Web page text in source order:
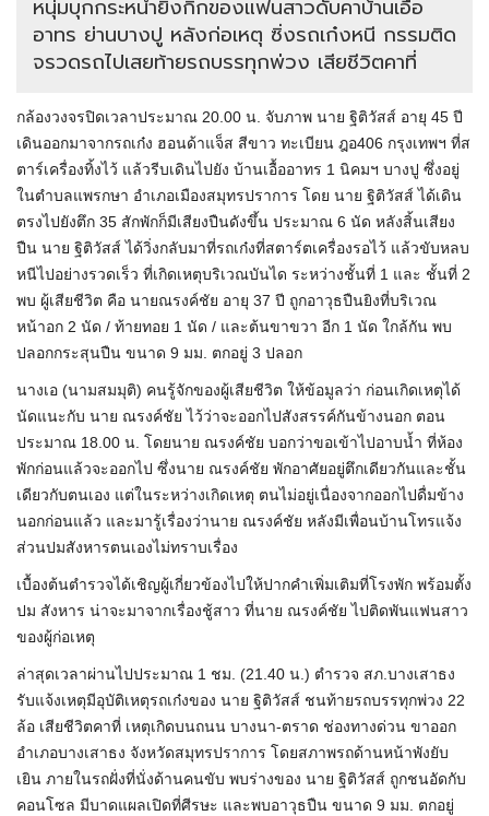
หนุ่มบุกกระหน่ำยิงกิ๊กของแฟนสาวดับคาบ้านเอื้อ
อาทร ย่านบางปู หลังก่อเหตุ ซิ่งรถเก๋งหนี กรรมติด
จรวดรถไปเสยท้ายรถบรรทุกพ่วง เสียชีวิตคาที่
กล้องวงจรปิดเวลาประมาณ 20.00 น. จับภาพ นาย ฐิติวัสส์ อายุ 45 ปี
เดินออกมาจากรถเก๋ง ฮอนด้าแจ็ส สีขาว ทะเบียน ฎอ406 กรุงเทพฯ ที่ส
ตาร์เครื่องทิ้งไว้ แล้วรีบเดินไปยัง บ้านเอื้ออาทร 1 นิคมฯ บางปู ซึ่งอยู่
ในตำบลแพรกษา อำเภอเมืองสมุทรปราการ โดย นาย ฐิติวัสส์ ได้เดิน
ตรงไปยังตึก 35 สักพักก็มีเสียงปืนดังขึ้น ประมาณ 6 นัด หลังสิ้นเสียง
ปืน นาย ฐิติวัสส์ ได้วิ่งกลับมาที่รถเก๋งที่สตาร์ตเครื่องรอไว้ แล้วขับหลบ
หนีไปอย่างรวดเร็ว ที่เกิดเหตุบริเวณบันได ระหว่างชั้นที่ 1 และ ชั้นที่ 2
พบ ผู้เสียชีวิต คือ นายณรงค์ชัย อายุ 37 ปี ถูกอาวุธปืนยิงที่บริเวณ
หน้าอก 2 นัด / ท้ายทอย 1 นัด / และต้นขาขวา อีก 1 นัด ใกล้กัน พบ
ปลอกกระสุนปืน ขนาด 9 มม. ตกอยู่ 3 ปลอก
นางเอ (นามสมมุติ) คนรู้จักของผู้เสียชีวิต ให้ข้อมูลว่า ก่อนเกิดเหตุได้
นัดแนะกับ นาย ณรงค์ชัย ไว้ว่าจะออกไปสังสรรค์กันข้างนอก ตอน
ประมาณ 18.00 น. โดยนาย ณรงค์ชัย บอกว่าขอเข้าไปอาบน้ำ ที่ห้อง
พักก่อนแล้วจะออกไป ซึ่งนาย ณรงค์ชัย พักอาศัยอยู่ตึกเดียวกันและชั้น
เดียวกับตนเอง แต่ในระหว่างเกิดเหตุ ตนไม่อยู่เนื่องจากออกไปดื่มข้าง
นอกก่อนแล้ว และมารู้เรื่องว่านาย ณรงค์ชัย หลังมีเพื่อนบ้านโทรแจ้ง
ส่วนปมสังหารตนเองไม่ทราบเรื่อง
เบื้องต้นตำรวจได้เชิญผู้เกี่ยวข้องไปให้ปากคำเพิ่มเติมที่โรงพัก พร้อมตั้ง
ปม สังหาร น่าจะมาจากเรื่องชู้สาว ที่นาย ณรงค์ชัย ไปติดพันแฟนสาว
ของผู้ก่อเหตุ
ล่าสุดเวลาผ่านไปประมาณ 1 ชม. (21.40 น.) ตำรวจ สภ.บางเสาธง
รับแจ้งเหตุมีอุบัติเหตุรถเก๋งของ นาย ฐิติวัสส์ ชนท้ายรถบรรทุกพ่วง 22
ล้อ เสียชีวิตคาที่ เหตุเกิดบนถนน บางนา-ตราด ช่องทางด่วน ขาออก
อำเภอบางเสาธง จังหวัดสมุทรปราการ โดยสภาพรถด้านหน้าพังยับ
เยิน ภายในรถฝั่งที่นั่งด้านคนขับ พบร่างของ นาย ฐิติวัสส์ ถูกชนอัดกับ
คอนโซล มีบาดแผลเปิดที่ศีรษะ และพบอาวุธปืน ขนาด 9 มม. ตกอยู่